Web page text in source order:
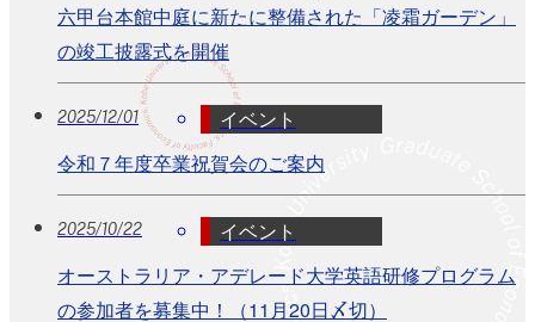
六甲台本館中庭に新たに整備された「凌霜ガーデン」
の竣工披露式を開催
2025/12/01
イベント
令和７年度卒業祝賀会のご案内
2025/10/22
イベント
オーストラリア・アデレード大学英語研修プログラム
の参加者を募集中！（11月20日〆切）